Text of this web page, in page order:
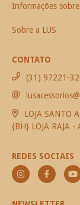
Informações
Sobre a LUS
CONTATO
(31) 97221-
LOJA SANTO
{BH} LOJA RAJA
REDES SOCIAIS